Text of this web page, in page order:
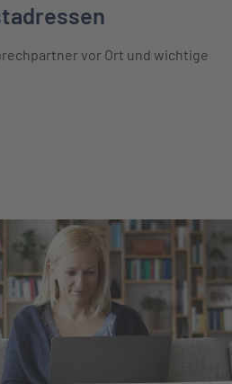
vor Ort und wichtige
erfahren